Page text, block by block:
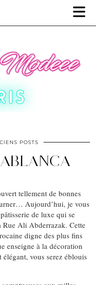
POSTS
tellement de bonnes
Aujourd’hui, je vous
de luxe qui se
Rue Ali Abderrazak. Cette
digne des plus fins
enseigne à la décoration
élégant, vous serez éblouis